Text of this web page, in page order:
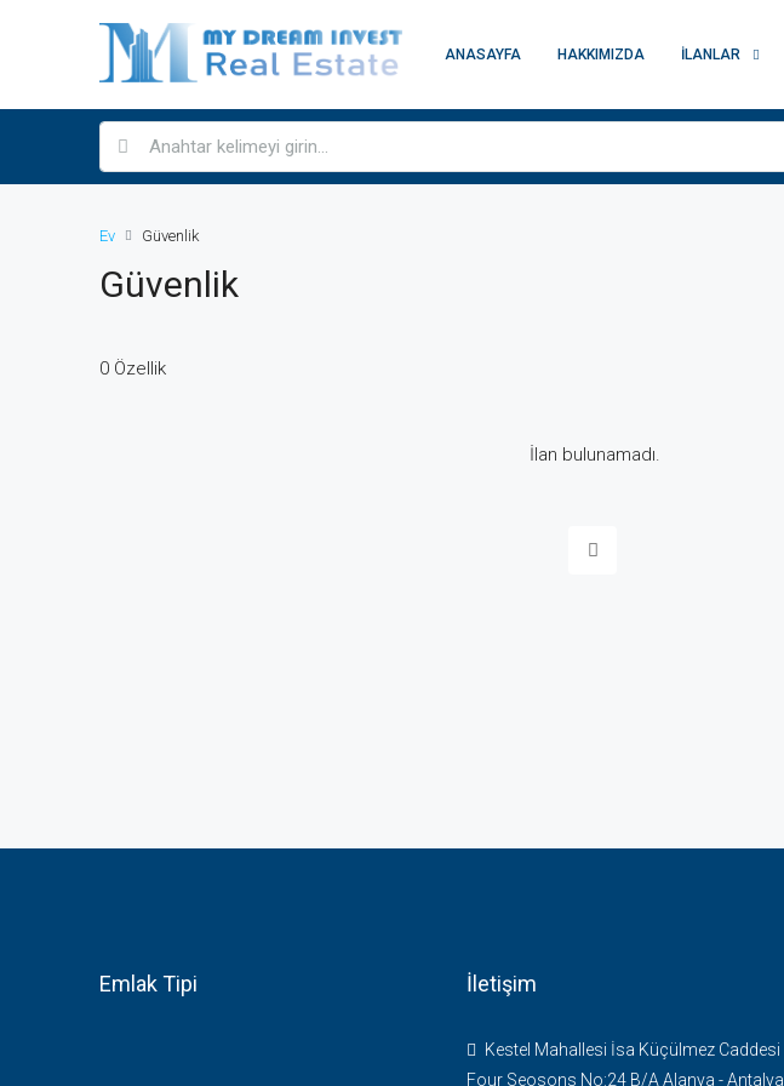
ANASAYFA HAKKIMIZDA İLANLAR
Ev Güvenlik
Güvenlik
0 Özellik
İlan bulunamadı.
Emlak Tipi İletişim
Kestel Mahallesi İsa Küçülmez Caddesi
Four Seosons No:24 B/A Alanya - Antalya